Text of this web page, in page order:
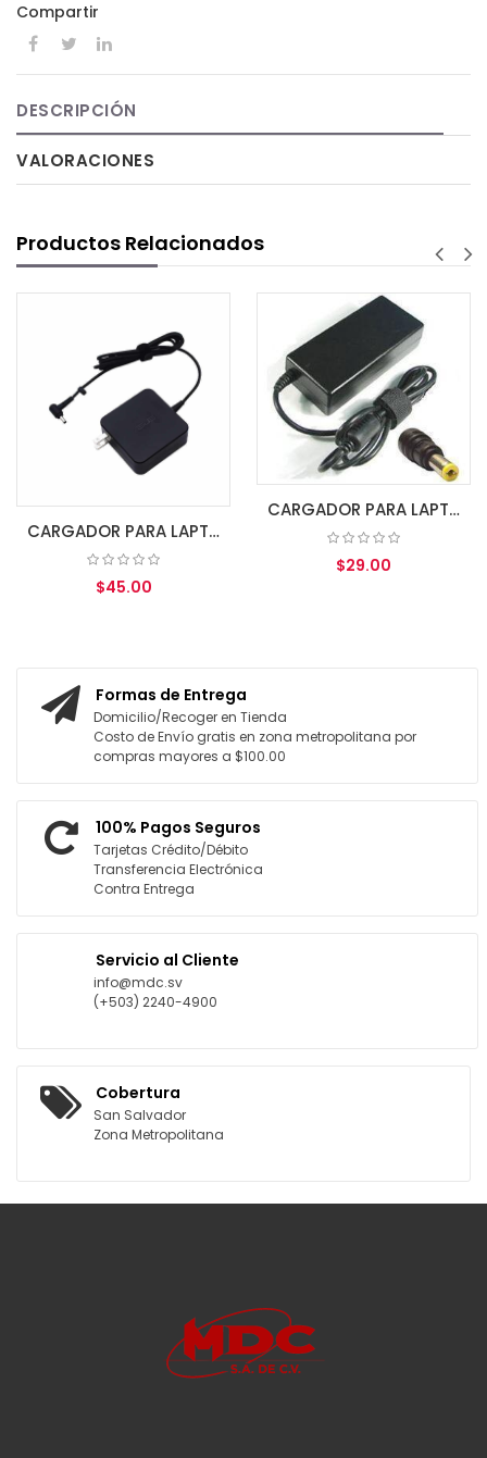
Compartir
DESCRIPCIÓN
VALORACIONES
Productos Relacionados
CARGADOR PARA LAPTOP/ASUS 19V. 3.42A 65W 3.0*1.1MM(26)
$45.00
CARGADOR PARA LAPTOP/ACER 19V. 3.42A 65W 5.5*1.7MM(33)
$29.00
Formas de Entrega
Domicilio/Recoger en Tienda
Costo de Envío gratis en zona metropolitana por
compras mayores a $100.00
100% Pagos Seguros
Tarjetas Crédito/Débito
Transferencia Electrónica
Contra Entrega
Servicio al Cliente
info@mdc.sv
(+503) 2240-4900
Cobertura
San Salvador
Zona Metropolitana